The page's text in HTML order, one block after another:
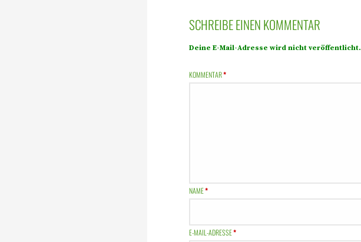
SCHREIBE EINEN KOMMENTAR
Deine E-Mail-Adresse wird nicht veröffentlicht.
KOMMENTAR*
NAME*
E-MAIL-ADRESSE*